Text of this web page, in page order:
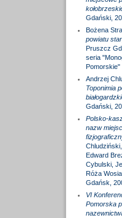
Gdański,
Bożena
powiatu
Pruszcz
seria
Pomorskie"
Andrzej
Toponimia
Gdański,
Polsko-
nazw
Edward
Cybulski,
Róża
Gdańsk,
VI
Pomorska